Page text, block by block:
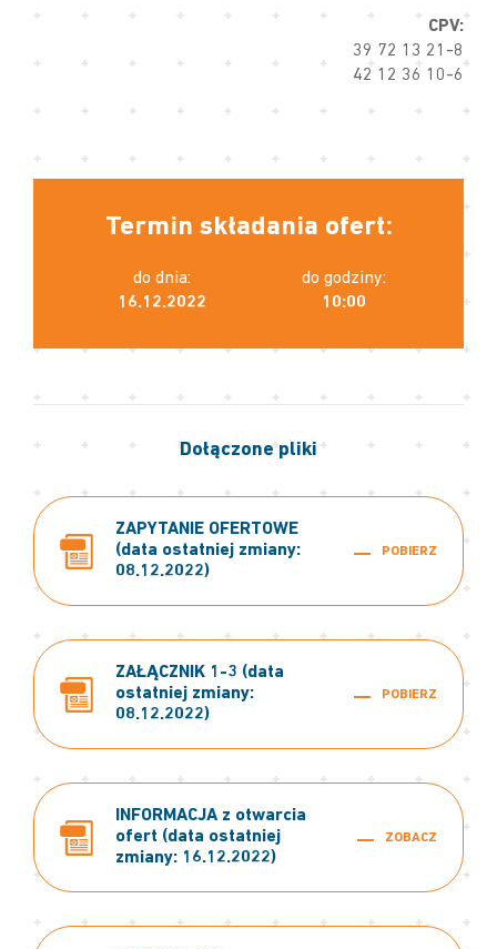
CPV:
39 72 13 21-8
42 12 36 10-6
Termin składania ofert:
do dnia:
16.12.2022
do godziny:
10:00
Dołączone pliki
ZAPYTANIE OFERTOWE
(data ostatniej zmiany:
08.12.2022)
POBIERZ
ZAŁĄCZNIK 1-3 (data
ostatniej zmiany:
08.12.2022)
POBIERZ
INFORMACJA z otwarcia
ofert (data ostatniej
zmiany: 16.12.2022)
ZOBACZ